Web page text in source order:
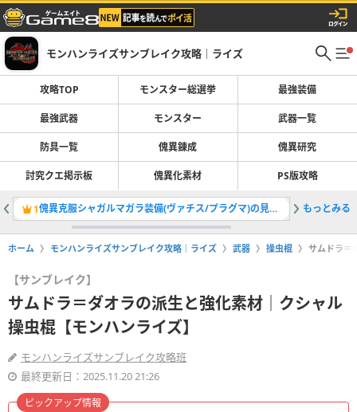
モンハンライズサンブレイク攻略｜ライズ
攻略TOP モンスター総選挙 最強装備
最強武器 モンスター 武器一覧
防具一覧 傀異錬成 傀異研究
討究クエ掲示板 傀異化素材 PS版攻略
1 傀異克服シャガルマガラ装備(ヴァチス/プラグマ)の見た目と解放条件｜マスターランク 2全モン
もっとみる
ホーム モンハンライズサンブレイク攻略｜ライズ 武器 操虫棍 サムドラ＝
【サンブレイク】
サムドラ＝ダオラの派生と強化素材｜クシャル
操虫棍【モンハンライズ】
モンハンライズサンブレイク攻略班
最終更新日：2025.11.20 21:26
ピックアップ情報